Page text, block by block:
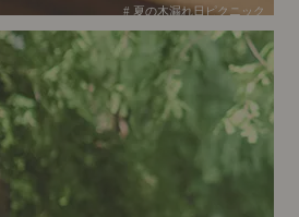
# 夏の木漏れ日ピクニック